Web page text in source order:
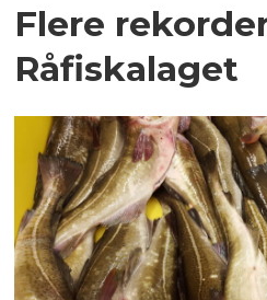
Flere
Råfiskalaget